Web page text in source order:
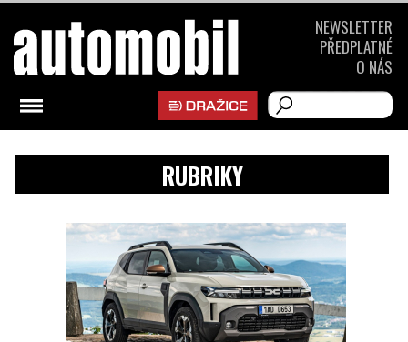
RUBRIKY
NEWSLETTER
PŘEDPLATNÉ
O NÁS